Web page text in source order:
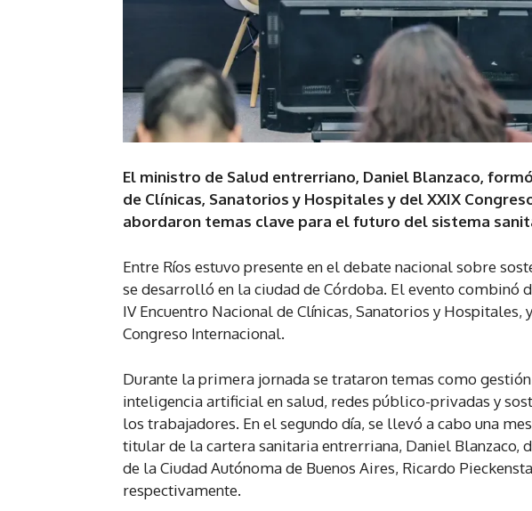
El ministro de Salud entrerriano, Daniel Blanzaco,
de Clínicas, Sanatorios y Hospitales y del XXIX
abordaron temas clave para el futuro del sistema
Entre Ríos estuvo presente en el debate nacional sobre
se desarrolló en la ciudad de Córdoba. El evento combinó
IV Encuentro Nacional de Clínicas, Sanatorios y Hospitales,
Congreso Internacional.
Durante la primera jornada se trataron temas como
inteligencia artificial en salud, redes público-privadas y
los trabajadores. En el segundo día, se llevó a cabo una
titular de la cartera sanitaria entrerriana, Daniel Blanzaco,
de la Ciudad Autónoma de Buenos Aires, Ricardo
respectivamente.